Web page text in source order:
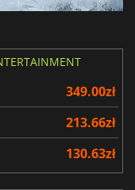
349.00zł
213.66zł
130.63zł